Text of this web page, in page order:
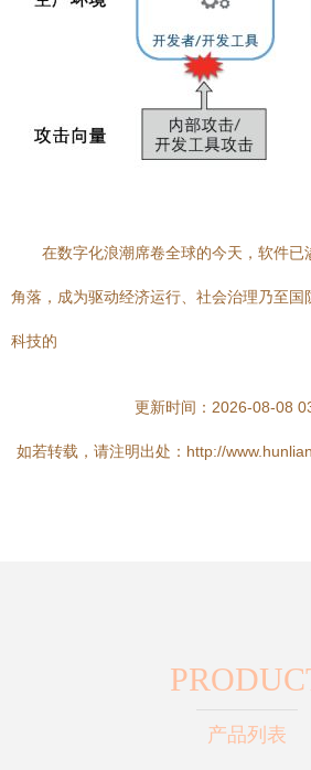
在数字化浪潮席卷全球的今天，软件已
角落，成为驱动经济运行、社会治理乃至国
科技的
更新时间：2026-08-08
如若转载，请注明出处：http://
产品列表